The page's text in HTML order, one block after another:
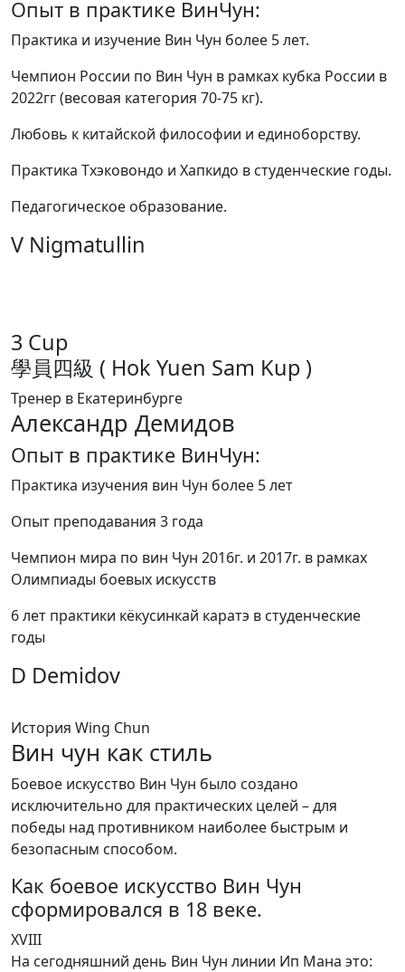
Опыт в практике ВинЧун:
Практика и изучение Вин Чун более 5 лет.
Чемпион России по Вин Чун в рамках кубка России в
2022гг (весовая категория 70-75 кг).
Любовь к китайской философии и единоборству.
Практика Тхэковондо и Хапкидо в студенческие годы.
Педагогическое образование.
V Nigmatullin
3 Cup
學員四級 ( Hok Yuen Sam Kup )
Тренер в Екатеринбурге
Александр Демидов
Опыт в практике ВинЧун:
Практика изучения вин Чун более 5 лет
Опыт преподавания 3 года
Чемпион мира по вин Чун 2016г. и 2017г. в рамках
Олимпиады боевых искусств
6 лет практики кëкусинкай каратэ в студенческие
годы
D Demidov
История Wing Chun
Вин чун как стиль
Боевое искусство Вин Чун было создано
исключительно для практических целей – для
победы над противником наиболее быстрым и
безопасным способом.
Как боевое искусство Вин Чун
сформировался в 18 веке.
XVIII
На сегодняшний день Вин Чун линии Ип Мана это: